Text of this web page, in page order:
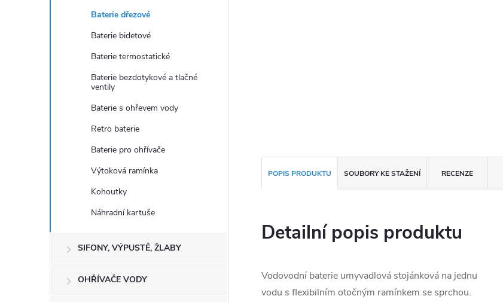
Baterie dřezové
Baterie bidetové
Baterie termostatické
Baterie bezdotykové a tlačné
ventily
Baterie s ohřevem vody
Retro baterie
Baterie pro ohřívače
Výtoková ramínka
Kohoutky
Náhradní kartuše
SIFONY, VÝPUSTĚ, ŽLABY
OHŘÍVAČE VODY
POPIS PRODUKTU SOUBORY KE STAŽENÍ RECENZE
Detailní popis produktu
Vodovodní baterie umyvadlová stojánková na jednu
vodu s flexibilním otočným ramínkem se sprchou.